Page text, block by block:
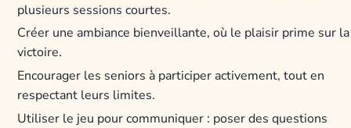
plusieurs sessions courtes.
Créer une ambiance bienveillante, où le plaisir prime sur la
victoire.
Encourager les seniors à participer activement, tout en
respectant leurs limites.
Utiliser le jeu pour communiquer : poser des questions